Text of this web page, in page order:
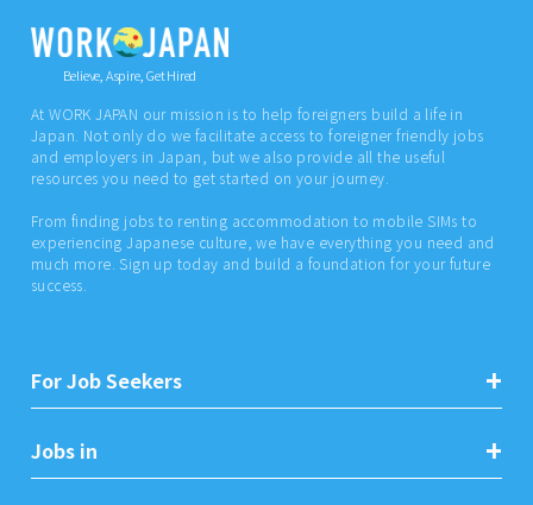
Believe, Aspire, Get Hired
At WORK JAPAN our mission is to help foreigners build a life in
Japan. Not only do we facilitate access to foreigner friendly jobs
and employers in Japan, but we also provide all the useful
resources you need to get started on your journey.
From finding jobs to renting accommodation to mobile SIMs to
experiencing Japanese culture, we have everything you need and
much more. Sign up today and build a foundation for your future
success.
For Job Seekers
Jobs in